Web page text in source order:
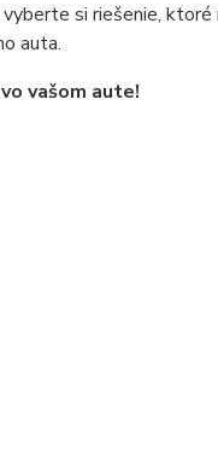
vyberte si riešenie, ktoré
auta.
vašom aute!